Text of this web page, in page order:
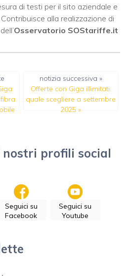
di testi per il sito aziendale e
alla realizzazione di
dell’Osservatorio SOStariffe.it
notizia successiva »
Offerte con Giga illimitati:
quale scegliere a settembre
2025 »
nostri profili social
Seguici su
Facebook
Seguici su
Youtube